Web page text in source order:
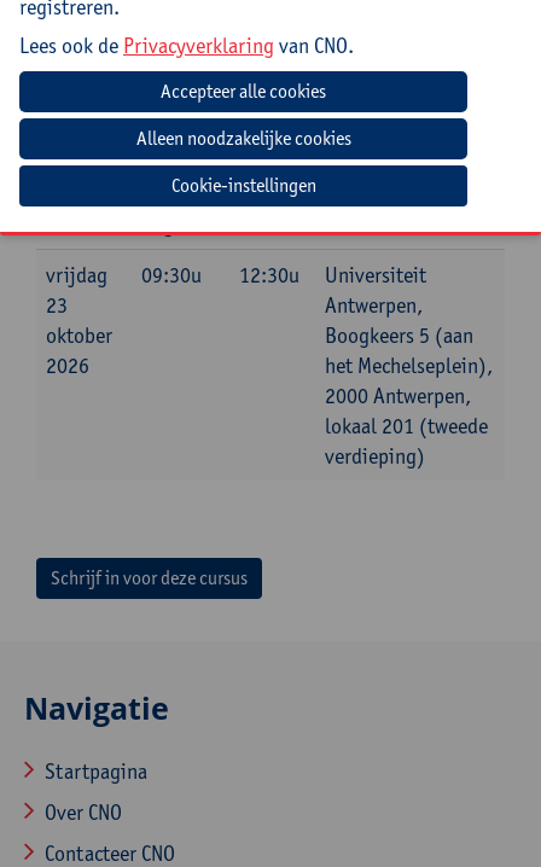
Inlichtingen bij: Reinhilde Mampuys, ,
reinhilde.mampuys@uantwerpen.be
Mee te brengen door cursist
Laptop of notebook
vrijdag
23
oktober
2026
09:30u 12:30u
Universiteit
Antwerpen,
Boogkeers 5 (aan
het Mechelseplein),
2000 Antwerpen,
lokaal 201 (tweede
verdieping)
Schrijf in voor deze cursus
Navigatie
Startpagina
Over CNO
Contacteer CNO
registreren.
Lees ook de Privacyverklaring van CNO.
Cookie-instellingen